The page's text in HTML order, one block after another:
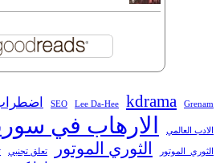
Grenam
kdrama
Lee Da-Hee
SEO
الادب العالمي الارهاب في
الثوري_الموتور الثوري الموتور تعلق تجنبي